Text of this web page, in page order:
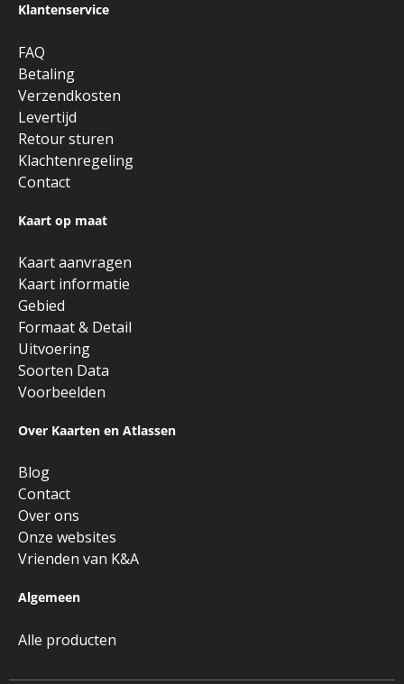
Klantenservice
FAQ
Betaling
Verzendkosten
Levertijd
Retour sturen
Klachtenregeling
Contact
Kaart op maat
Kaart aanvragen
Kaart informatie
Gebied
Formaat & Detail
Uitvoering
Soorten Data
Voorbeelden
Over Kaarten en Atlassen
Blog
Contact
Over ons
Onze websites
Vrienden van K&A
Algemeen
Alle producten